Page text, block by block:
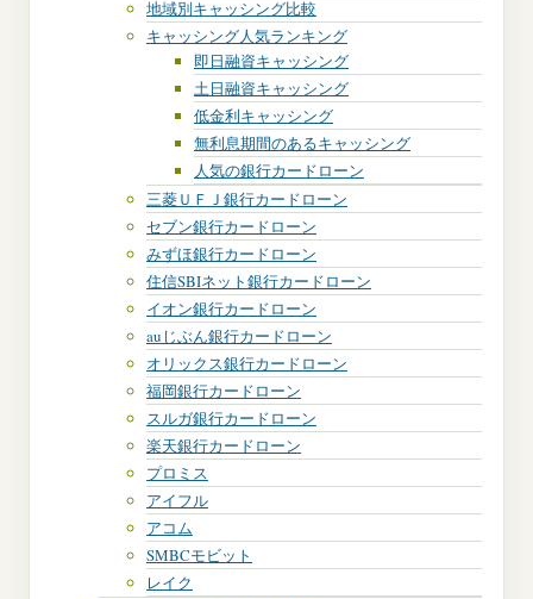
地域別キャッシング比較
キャッシング人気ランキング
即日融資キャッシング
土日融資キャッシング
低金利キャッシング
無利息期間のあるキャッシング
人気の銀行カードローン
三菱ＵＦＪ銀行カードローン
セブン銀行カードローン
みずほ銀行カードローン
住信SBIネット銀行カードローン
イオン銀行カードローン
auじぶん銀行カードローン
オリックス銀行カードローン
福岡銀行カードローン
スルガ銀行カードローン
楽天銀行カードローン
プロミス
アイフル
アコム
SMBCモビット
レイク